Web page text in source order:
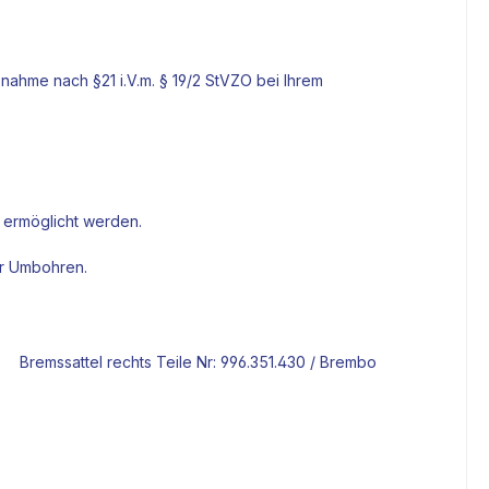
nach §21 i.V.m. § 19/2 StVZO bei Ihrem
werden.
Umbohren.
Bremssattel rechts Teile Nr: 996.351.430 / Brembo